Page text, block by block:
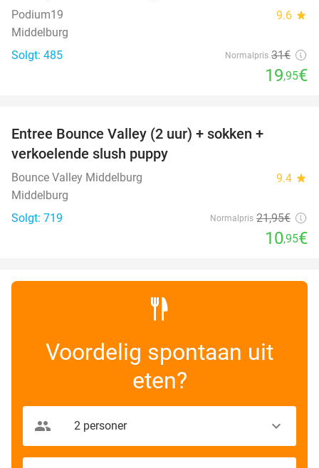
Podium19 9.6 star
Middelburg
Solgt: 485
Normalpris 31€
19,95€
Entree Bounce Valley (2 uur) + sokken +
verkoelende slush puppy
Bounce Valley Middelburg 9.4 star
Middelburg
Solgt: 719
Normalpris 21,95€
10,95€
Voordelig spontaan uit
eten?